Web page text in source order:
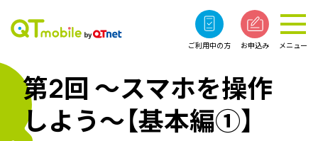
ご利用中の方 お申込み メニュー
第2回 〜スマホを操作
しよう〜【基本編①】